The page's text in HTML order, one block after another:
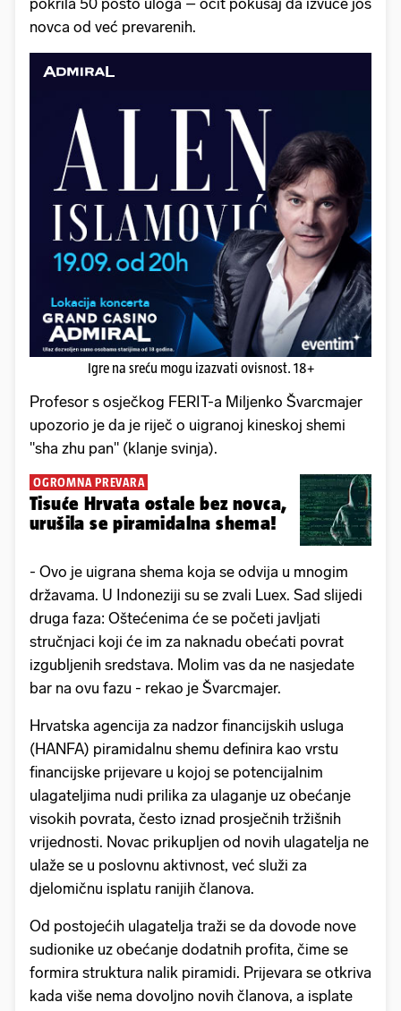
pokrila 50 posto uloga – očit pokušaj da izvuče još
novca od već prevarenih.
Igre na sreću mogu izazvati ovisnost. 18+
Profesor s osječkog FERIT-a Miljenko Švarcmajer
upozorio je da je riječ o uigranoj kineskoj shemi
"sha zhu pan" (klanje svinja).
OGROMNA PREVARA
Tisuće Hrvata ostale bez novca,
urušila se piramidalna shema!
- Ovo je uigrana shema koja se odvija u mnogim
državama. U Indoneziji su se zvali Luex. Sad slijedi
druga faza: Oštećenima će se početi javljati
stručnjaci koji će im za naknadu obećati povrat
izgubljenih sredstava. Molim vas da ne nasjedate
bar na ovu fazu - rekao je Švarcmajer.
Hrvatska agencija za nadzor financijskih usluga
(HANFA) piramidalnu shemu definira kao vrstu
financijske prijevare u kojoj se potencijalnim
ulagateljima nudi prilika za ulaganje uz obećanje
visokih povrata, često iznad prosječnih tržišnih
vrijednosti. Novac prikupljen od novih ulagatelja ne
ulaže se u poslovnu aktivnost, već služi za
djelomičnu isplatu ranijih članova.
Od postojećih ulagatelja traži se da dovode nove
sudionike uz obećanje dodatnih profita, čime se
formira struktura nalik piramidi. Prijevara se otkriva
kada više nema dovoljno novih članova, a isplate